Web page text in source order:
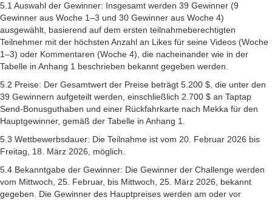
5.1 Auswahl der Gewinner: Insgesamt werden 39 Gewinner (9
Gewinner aus Woche 1–3 und 30 Gewinner aus Woche 4)
ausgewählt, basierend auf dem ersten teilnahmeberechtigten
Teilnehmer mit der höchsten Anzahl an Likes für seine Videos (Woche
1–3) oder Kommentaren (Woche 4), die nacheinander wie in der
Tabelle in Anhang 1 beschrieben bekannt gegeben werden.
5.2 Preise: Der Gesamtwert der Preise beträgt 5.200 $, die unter den
39 Gewinnern aufgeteilt werden, einschließlich 2.700 $ an Taptap
Send-Bonusguthaben und einer Rückfahrkarte nach Mekka für den
Hauptgewinner, gemäß der Tabelle in Anhang 1.
5.3 Wettbewerbsdauer: Die Teilnahme ist vom 20. Februar 2026 bis
Freitag, 18. März 2026, möglich.
5.4 Bekanntgabe der Gewinner: Die Gewinner der Challenge werden
vom Mittwoch, 25. Februar, bis Mittwoch, 25. März 2026, bekannt
gegeben. Die Gewinner des Hauptpreises werden am oder vor